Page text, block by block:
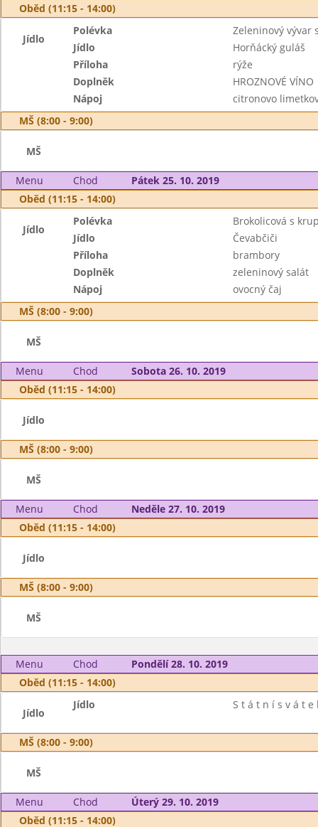
Oběd (11:15 - 14:00)
Jídlo
Polévka
Zeleninový vývar
Jídlo
Horňácký guláš
Příloha
rýže
Doplněk
HROZNOVÉ VÍNO
Nápoj
citronovo
MŠ (8:00 - 9:00)
MŠ
Menu Chod
Pátek 25. 10. 2019
Oběd (11:15 - 14:00)
Jídlo
Polévka
Brokolicová s
Jídlo
Čevabčiči
Příloha
brambory
Doplněk
zeleninový salát
Nápoj
ovocný čaj
MŠ (8:00 - 9:00)
MŠ
Menu Chod
Sobota 26. 10. 2019
Oběd (11:15 - 14:00)
Jídlo
MŠ (8:00 - 9:00)
MŠ
Menu Chod
Neděle 27. 10. 2019
Oběd (11:15 - 14:00)
Jídlo
MŠ (8:00 - 9:00)
MŠ
Menu Chod
Pondělí 28. 10. 2019
Oběd (11:15 - 14:00)
Jídlo
Jídlo S t á t n í s v á t e
MŠ (8:00 - 9:00)
MŠ
Menu Chod
Úterý 29. 10. 2019
Oběd (11:15 - 14:00)